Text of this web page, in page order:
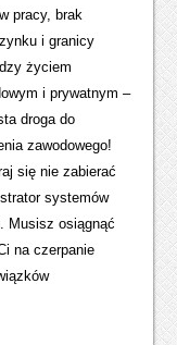
pracy, brak
i granicy
życiem
i prywatnym –
droga do
zawodowego!
się nie zabierać
systemów
Musisz osiągnąć
na czerpanie